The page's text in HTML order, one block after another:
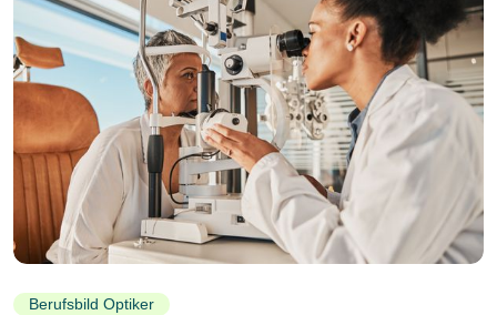
Berufsbild Optiker